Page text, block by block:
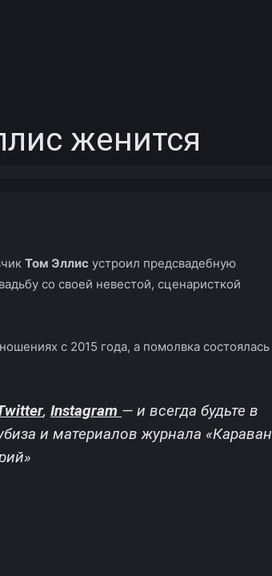
женится
Том Эллис устроил предсвадебную
со своей невестой, сценаристкой
с 2015 года, а помолвка состоялась
, Instagram — и всегда будьте в
и материалов журнала «Караван